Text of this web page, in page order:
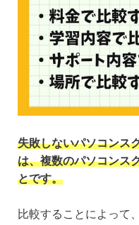
失敗しないパソコンス
は、複数のパソコンス
とです。
比較することによって